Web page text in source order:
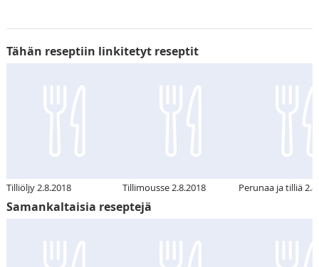
Tähän reseptiin linkitetyt reseptit
Tilliöljy 2.8.2018 Tillimousse 2.8.2018 Perunaa ja tilliä
Samankaltaisia reseptejä